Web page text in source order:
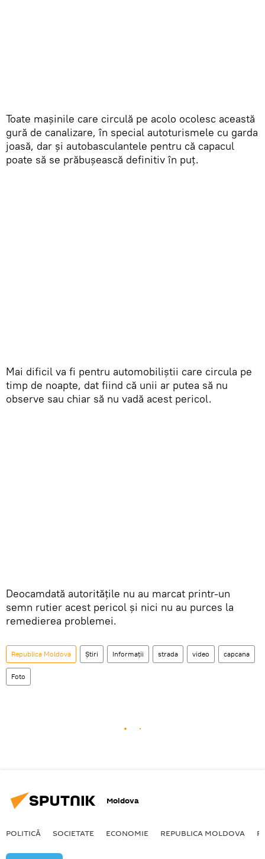
Toate mașinile care circulă pe acolo ocolesc această
gură de canalizare, în special autoturismele cu garda
joasă, dar și autobasculantele pentru că capacul
poate să se prăbușească definitiv în puț.
Mai dificil va fi pentru automobiliștii care circula pe
timp de noapte, dat fiind că unii ar putea să nu
observe sau chiar să nu vadă acest pericol.
Deocamdată autoritățile nu au marcat printr-un
semn rutier acest pericol și nici nu au purces la
remedierea problemei.
Republica Moldova Știri Informații strada video capcana
Foto
Moldova
POLITICĂ SOCIETATE ECONOMIE REPUBLICA MOLDOVA